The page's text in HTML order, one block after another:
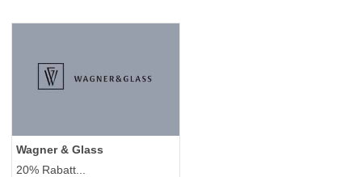
Wagner & Glass
20% Rabatt...